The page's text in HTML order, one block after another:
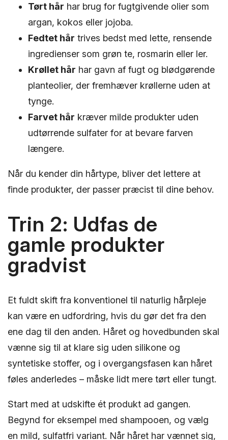
Tørt hår har brug for fugtgivende olier som
argan, kokos eller jojoba.
Fedtet hår trives bedst med lette, rensende
ingredienser som grøn te, rosmarin eller ler.
Krøllet hår har gavn af fugt og blødgørende
planteolier, der fremhæver krøllerne uden at
tynge.
Farvet hår kræver milde produkter uden
udtørrende sulfater for at bevare farven
længere.
Når du kender din hårtype, bliver det lettere at
finde produkter, der passer præcist til dine behov.
Trin 2: Udfas de
gamle produkter
gradvist
Et fuldt skift fra konventionel til naturlig hårpleje
kan være en udfordring, hvis du gør det fra den
ene dag til den anden. Håret og hovedbunden skal
vænne sig til at klare sig uden silikone og
syntetiske stoffer, og i overgangsfasen kan håret
føles anderledes – måske lidt mere tørt eller tungt.
Start med at udskifte ét produkt ad gangen.
Begynd for eksempel med shampooen, og vælg
en mild, sulfatfri variant. Når håret har vænnet sig,